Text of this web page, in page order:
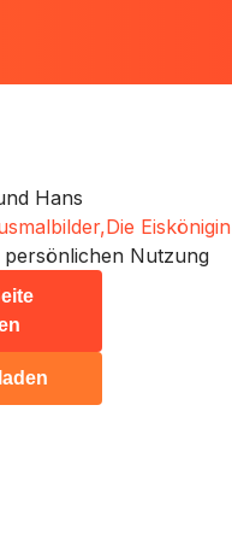
Hans
Die Eiskönigin
Nutzung